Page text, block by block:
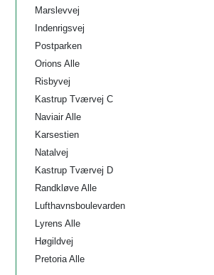
Marslevvej
Indenrigsvej
Postparken
Orions Alle
Risbyvej
Kastrup Tværvej C
Naviair Alle
Karsestien
Natalvej
Kastrup Tværvej D
Randkløve Alle
Lufthavnsboulevarden
Lyrens Alle
Høgildvej
Pretoria Alle